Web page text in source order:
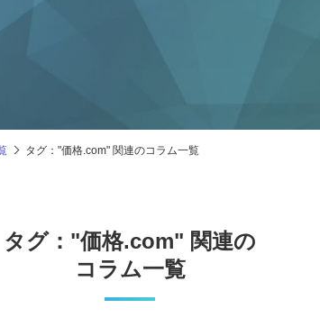
タグ："価格.com" 関連のコラム一覧
タグ："価格.com" 関連の
コラム一覧